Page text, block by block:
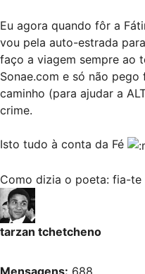
Eu agora quando fôr a
vou pela auto-estrada
faço a viagem sempre ao
Sonae.com e só não
caminho (para ajudar a
crime.
Isto tudo à conta da Fé
Como dizia o poeta: fia-te
tarzan tchetcheno
Mensagens: 688